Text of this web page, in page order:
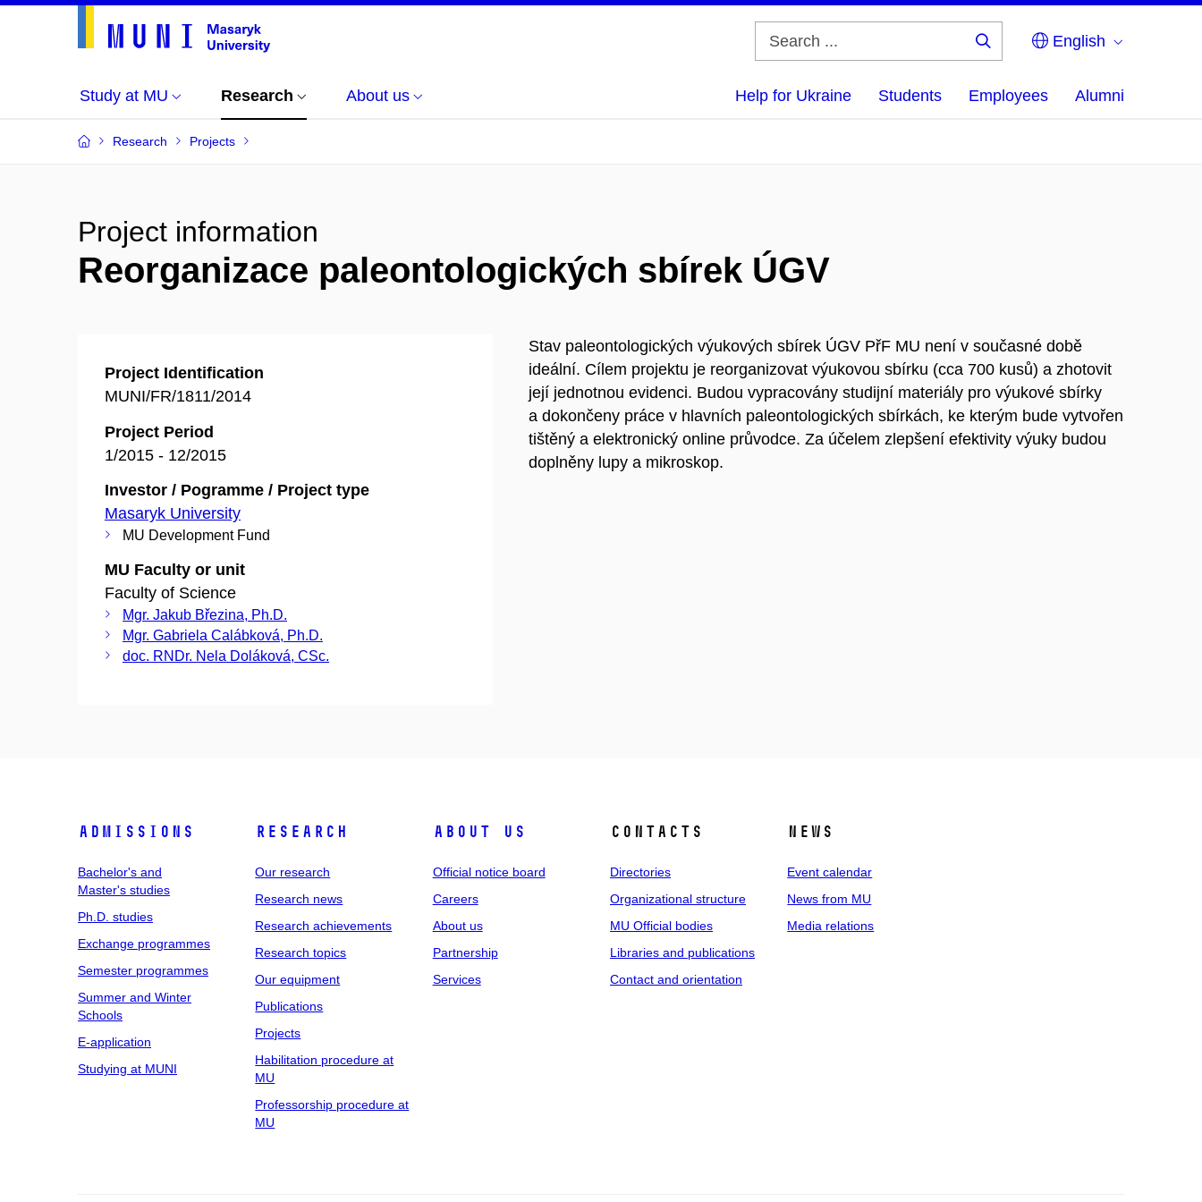
English
Study at MU Research About us Help for Ukraine Students Employees Alumni
Research Projects
Project information
Reorganizace paleontologických sbírek ÚGV
Project Identification
MUNI/FR/1811/2014
Project Period
1/2015 - 12/2015
Investor / Pogramme / Project type
Masaryk University
MU Development Fund
MU Faculty or unit
Faculty of Science
Mgr. Jakub Březina, Ph.D.
Mgr. Gabriela Calábková, Ph.D.
doc. RNDr. Nela Doláková, CSc.
Stav paleontologických výukových sbírek ÚGV PřF MU není v současné době
ideální. Cílem projektu je reorganizovat výukovou sbírku (cca 700 kusů) a zhotovit
její jednotnou evidenci. Budou vypracovány studijní materiály pro výukové sbírky
a dokončeny práce v hlavních paleontologických sbírkách, ke kterým bude vytvořen
tištěný a elektronický online průvodce. Za účelem zlepšení efektivity výuky budou
doplněny lupy a mikroskop.
Admissions
Bachelor's and
Master's studies
Ph.D. studies
Exchange programmes
Semester programmes
Summer and Winter
Schools
E-application
Studying at MUNI
Research
Our research
Research news
Research achievements
Research topics
Our equipment
Publications
Projects
Habilitation procedure at
MU
Professorship procedure at
MU
About us
Official notice board
Careers
About us
Partnership
Services
Contacts
Directories
Organizational structure
MU Official bodies
Libraries and publications
Contact and orientation
News
Event calendar
News from MU
Media relations